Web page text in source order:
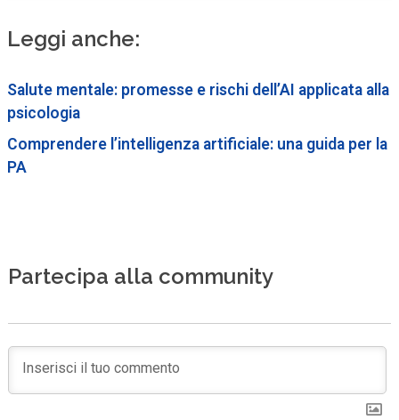
Leggi anche:
Salute mentale: promesse e rischi dell’AI applicata alla
psicologia
Comprendere l’intelligenza artificiale: una guida per la
PA
Partecipa alla community